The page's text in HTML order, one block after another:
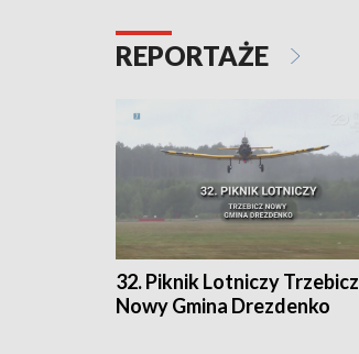
REPORTAŻE
32. Piknik Lotniczy Trzebicz
Nowy Gmina Drezdenko